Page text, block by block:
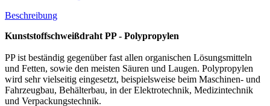
Beschreibung
Kunststoffschweißdraht PP - Polypropylen
PP ist beständig gegenüber fast allen organischen Lösungsmitteln
und Fetten, sowie den meisten Säuren und Laugen. Polypropylen
wird sehr vielseitig eingesetzt, beispielsweise beim Maschinen- und
Fahrzeugbau, Behälterbau, in der Elektrotechnik, Medizintechnik
und Verpackungstechnik.